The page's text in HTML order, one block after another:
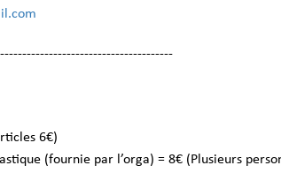
6€)
(fournie par l’orga) = 8€ (Plusieurs